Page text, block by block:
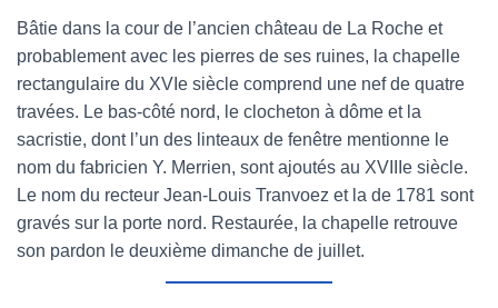
Bâtie dans la cour de l’ancien château de La Roche et
probablement avec les pierres de ses ruines, la chapelle
rectangulaire du XVIe siècle comprend une nef de quatre
travées. Le bas-côté nord, le clocheton à dôme et la
sacristie, dont l’un des linteaux de fenêtre mentionne le
nom du fabricien Y. Merrien, sont ajoutés au XVIIIe siècle.
Le nom du recteur Jean-Louis Tranvoez et la de 1781 sont
gravés sur la porte nord. Restaurée, la chapelle retrouve
son pardon le deuxième dimanche de juillet.